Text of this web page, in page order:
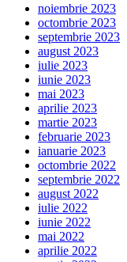
noiembrie 2023
octombrie 2023
septembrie 2023
august 2023
iulie 2023
iunie 2023
mai 2023
aprilie 2023
martie 2023
februarie 2023
ianuarie 2023
octombrie 2022
septembrie 2022
august 2022
iulie 2022
iunie 2022
mai 2022
aprilie 2022